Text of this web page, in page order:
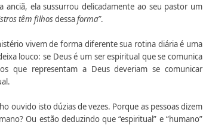
ela sussurrou delicadamente ao seu pastor um
têm filhosdessaforma”.
vivem de forma diferente sua rotina diária é uma
louco: se Deus é um ser espiritual que se comunica
que representam a Deus deveriam se comunicar
ouvido isto dúzias de vezes. Porque as pessoas dizem
Ou estão deduzindo que “espiritual” e “humano”